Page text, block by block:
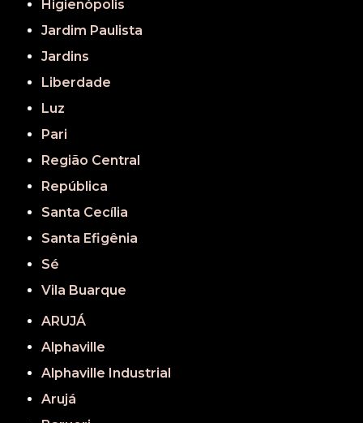
Higienópolis
Jardim Paulista
Jardins
Liberdade
Luz
Pari
Região Central
República
Santa Cecília
Santa Efigênia
Sé
Vila Buarque
ARUJÁ
Alphaville
Alphaville Industrial
Arujá